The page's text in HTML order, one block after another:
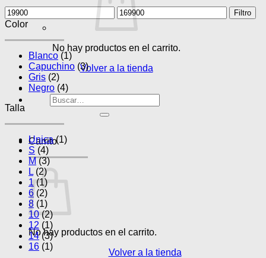
No hay productos en el carrito.
Volver a la tienda
Buscar
por:
Carrito
No hay productos en el carrito.
Volver a la tienda
Precio
mínimo
Precio
máximo
Filtro
Color
Blanco (1)
Capuchino (3)
Gris (2)
Negro (4)
Talla
Unica (1)
S (4)
M (3)
L (2)
1 (1)
6 (2)
8 (1)
10 (2)
12 (1)
14 (3)
16 (1)